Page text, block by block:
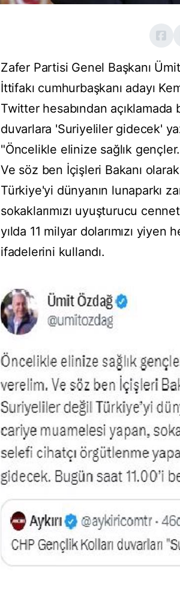
Zafer Partisi Genel Başkanı
İttifakı cumhurbaşkanı adayı
Twitter hesabından
duvarlara 'Suriyeliler gidecek'
"Öncelikle elinize sağlık
Ve söz ben İçişleri Bakanı
Türkiye'yi dünyanın lunaparkı
sokaklarımızı uyuşturucu
yılda 11 milyar dolarımızı
ifadelerini kullandı.